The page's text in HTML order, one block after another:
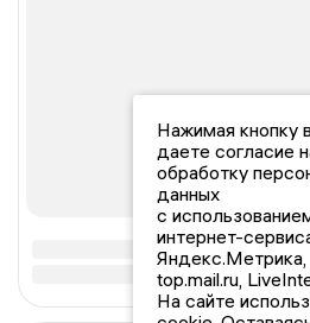
Нажимая кнопку
даете согласие
обработку
данных
с
интернет-
Яндекс.Метрика,
top.mail.ru,
На сайте